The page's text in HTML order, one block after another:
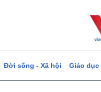
Đời sống - Xã hội Giáo dục